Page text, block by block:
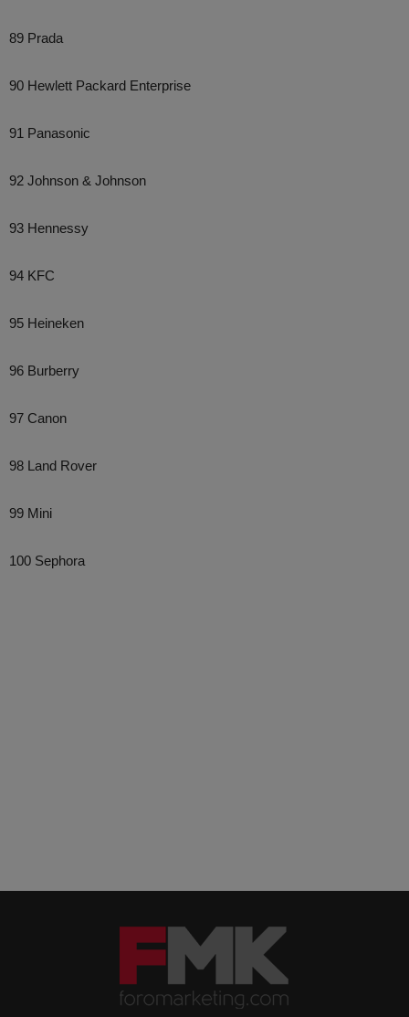
89 Prada
90 Hewlett Packard Enterprise
91 Panasonic
92 Johnson & Johnson
93 Hennessy
94 KFC
95 Heineken
96 Burberry
97 Canon
98 Land Rover
99 Mini
100 Sephora